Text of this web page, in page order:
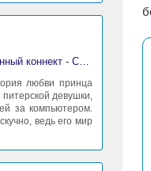
2:5030/Эльф. Нежданный коннект - Станислав Миков
любви принца
питерской девушки,
за компьютером.
ведь его мир